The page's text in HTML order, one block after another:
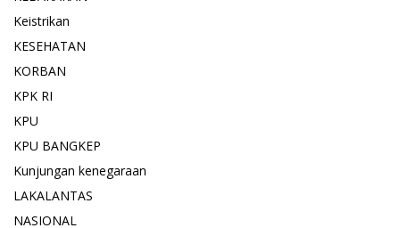
Keistrikan
KESEHATAN
KORBAN
KPK RI
KPU
KPU BANGKEP
Kunjungan kenegaraan
LAKALANTAS
NASIONAL